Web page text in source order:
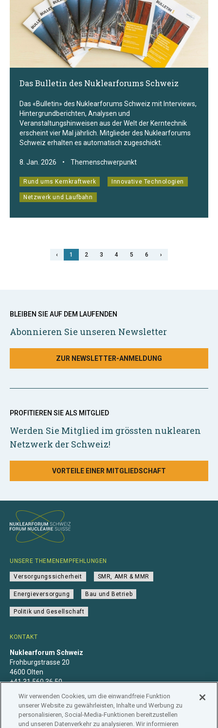
Das Bulletin des Nuklearforums Schweiz
Das «Bulletin» des Nuklearforums Schweiz mit Interviews,
Hintergrundberichten, Analysen und
Veranstaltungshinweisen aus der Welt der Kerntechnik
erscheint vier Mal jährlich. Mitglieder des Nuklearforums
Schweiz erhalten es automatisch zugeschickt.
8. Jan. 2026 • Themenschwerpunkt
Rund ums Kernkraftwerk Innovative Technologien
Netzwerk und Laufbahn
‹ 1 2 3 4 5 6 ›
BLEIBEN SIE AUF DEM LAUFENDEN
Abonnieren Sie unseren Newsletter
ZUR NEWSLETTER-ANMELDUNG
PROFITIEREN SIE ALS MITGLIED
Werden Sie Mitglied im grössten nuklearen
Netzwerk der Schweiz!
VORTEILE EINER MITGLIEDSCHAFT
KONTAKT
Nuklearforum Schweiz
Frohburgstrasse 20
4600 Olten
+41 31 560 36 50
UNSERE THEMENEMPFEHLUNGEN
Versorgungssicherheit SMR, AMR & MMR
Energieversorgung Bau und Betrieb
Politik und Gesellschaft
Wir verwenden Cookies, um die einwandfreie Funktion
unserer Website zu gewährleisten, Inhalte und Werbung zu
personalisieren, Social-Media-Funktionen bereitzustellen
und unseren Datenverkehr zu analysieren. Wir informieren